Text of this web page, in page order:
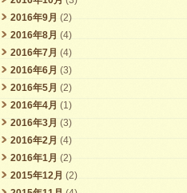
2016年9月 (2)
2016年8月 (4)
2016年7月 (4)
2016年6月 (3)
2016年5月 (2)
2016年4月 (1)
2016年3月 (3)
2016年2月 (4)
2016年1月 (2)
2015年12月 (2)